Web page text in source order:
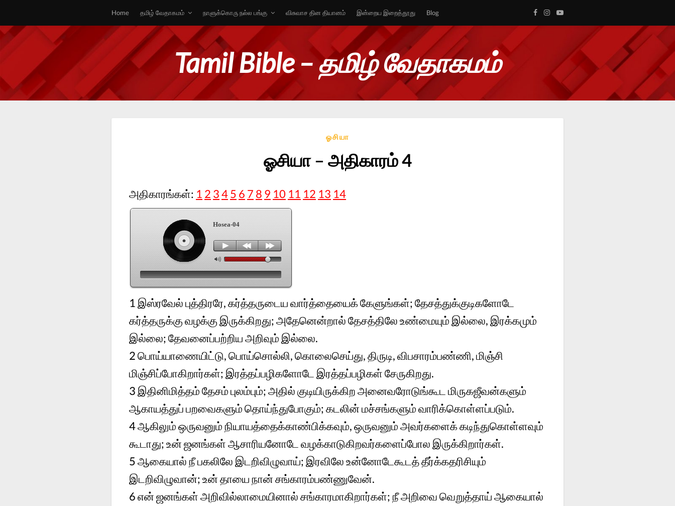
Home தமிழ் வேதாகமம் நாளுக்கொரு நல்ல பங்கு விசுவாச தின தியானம் இன்றைய இறைத்தூது Blog
Tamil Bible – தமிழ் வேதாகமம்
ஓசியா
ஓசியா – அதிகாரம் 4
அதிகாரங்கள்: 1 2 345 6 7 8 9 10 11 12 13 14
Hosea-04
1 இஸ்ரவேல் புத்திரரே, கர்த்தருடைய வார்த்தையைக் கேளுங்கள்; தேசத்துக்குடிகளோடே
கர்த்தருக்கு வழக்கு இருக்கிறது; அதேனென்றால் தேசத்திலே உண்மையும் இல்லை, இரக்கமும்
இல்லை; தேவனைப்பற்றிய அறிவும் இல்லை.
2பொய்யாணையிட்டு, பொய்சொல்லி, கொலைசெய்து, திருடி, விபசாரம்பண்ணி, மிஞ்சி
மிஞ்சிப்போகிறார்கள்; இரத்தப்பழிகளோடே இரத்தப்பழிகள் சேருகிறது.
3 இதினிமித்தம் தேசம் புலம்பும்; அதில் குடியிருக்கிற அனைவரோடுங்கூட மிருகஜீவன்களும்
ஆகாயத்துப் பறவைகளும் தொய்ந்துபோகும்; கடலின் மச்சங்களும் வாரிக்கொள்ளப்படும்.
4ஆகிலும் ஒருவனும் நியாயத்தைக்காண்பிக்கவும், ஒருவனும் அவர்களைக் கடிந்துகொள்ளவும்
கூடாது; உன் ஜனங்கள் ஆசாரியனோடே வழக்காடுகிறவர்களைப்போல இருக்கிறார்கள்.
5ஆகையால் நீ பகலிலே இடறிவிழுவாய்; இரவிலே உன்னோடேகூடத் தீர்க்கதரிசியும்
இடறிவிழுவான்; உன் தாயை நான் சங்காரம்பண்ணுவேன்.
6என் ஜனங்கள் அறிவில்லாமையினால் சங்காரமாகிறார்கள்; நீ அறிவை வெறுத்தாய் ஆகையால்